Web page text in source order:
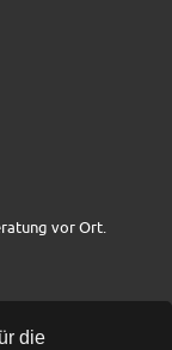
die
vor Ort.